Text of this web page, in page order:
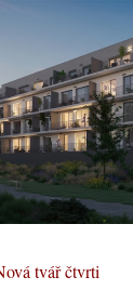
tvář čtvrti